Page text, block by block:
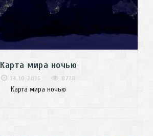
Карта мира ночью
14.10.2016 8778
Карта мира ночью